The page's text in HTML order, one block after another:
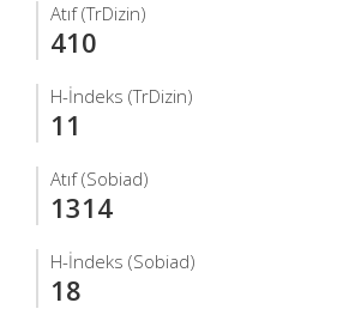
Atıf (TrDizin)
410
H-İndeks (TrDizin)
11
Atıf (Sobiad)
1314
H-İndeks (Sobiad)
18